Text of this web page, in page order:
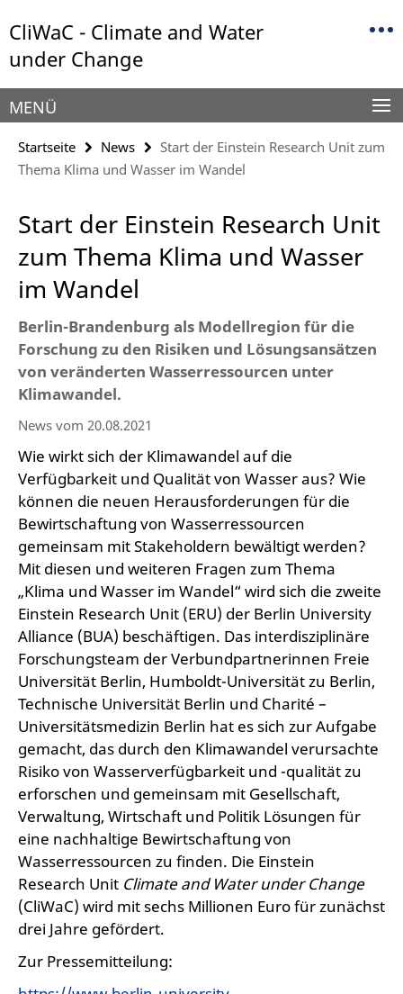
direkt
zu
CliWaC - Climate and Water
under Change
Service-
Navigation
MENÜ
Startseite News
Start der Einstein Research Unit zum
Thema Klima und Wasser im Wandel
Start der Einstein Research Unit
zum Thema Klima und Wasser
im Wandel
Berlin-Brandenburg als Modellregion für die
Forschung zu den Risiken und Lösungsansätzen
von veränderten Wasserressourcen unter
Klimawandel.
News vom 20.08.2021
Wie wirkt sich der Klimawandel auf die
Verfügbarkeit und Qualität von Wasser aus? Wie
können die neuen Herausforderungen für die
Bewirtschaftung von Wasserressourcen
gemeinsam mit Stakeholdern bewältigt werden?
Mit diesen und weiteren Fragen zum Thema
„Klima und Wasser im Wandel“ wird sich die zweite
Einstein Research Unit (ERU) der Berlin University
Alliance (BUA) beschäftigen. Das interdisziplinäre
Forschungsteam der Verbundpartnerinnen Freie
Universität Berlin, Humboldt-Universität zu Berlin,
Technische Universität Berlin und Charité –
Universitätsmedizin Berlin hat es sich zur Aufgabe
gemacht, das durch den Klimawandel verursachte
Risiko von Wasserverfügbarkeit und -qualität zu
erforschen und gemeinsam mit Gesellschaft,
Verwaltung, Wirtschaft und Politik Lösungen für
eine nachhaltige Bewirtschaftung von
Wasserressourcen zu finden. Die Einstein
Research Unit Climate and Water under Change
(CliWaC) wird mit sechs Millionen Euro für zunächst
drei Jahre gefördert.
Zur Pressemitteilung: